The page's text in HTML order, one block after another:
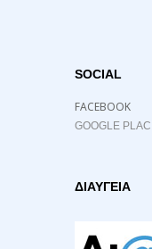
SOCIAL
FACEBOOK
GOOGLE
ΔΙΑΥΓΕΙΑ